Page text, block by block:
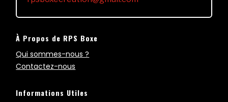
À Propos de RPS Boxe
Qui sommes-nous ?
Contactez-nous
Informations Utiles